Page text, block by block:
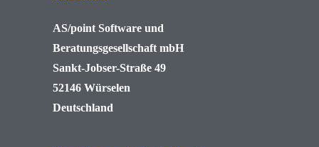
AS/point Software und
Beratungsgesellschaft mbH
Sankt-Jobser-Straße 49
52146 Würselen
Deutschland